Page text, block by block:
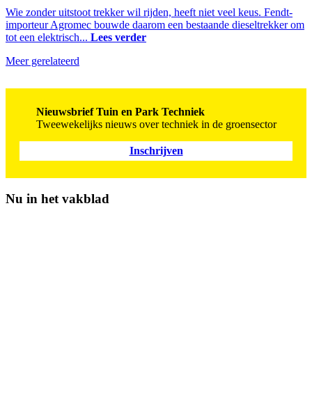
Wie zonder uitstoot trekker wil rijden, heeft niet veel keus. Fendt-
importeur Agromec bouwde daarom een bestaande dieseltrekker om
tot een elektrisch... Lees verder
Meer gerelateerd
Nieuwsbrief Tuin en Park Techniek
Tweewekelijks nieuws over techniek in de groensector
Inschrijven
Nu in het vakblad